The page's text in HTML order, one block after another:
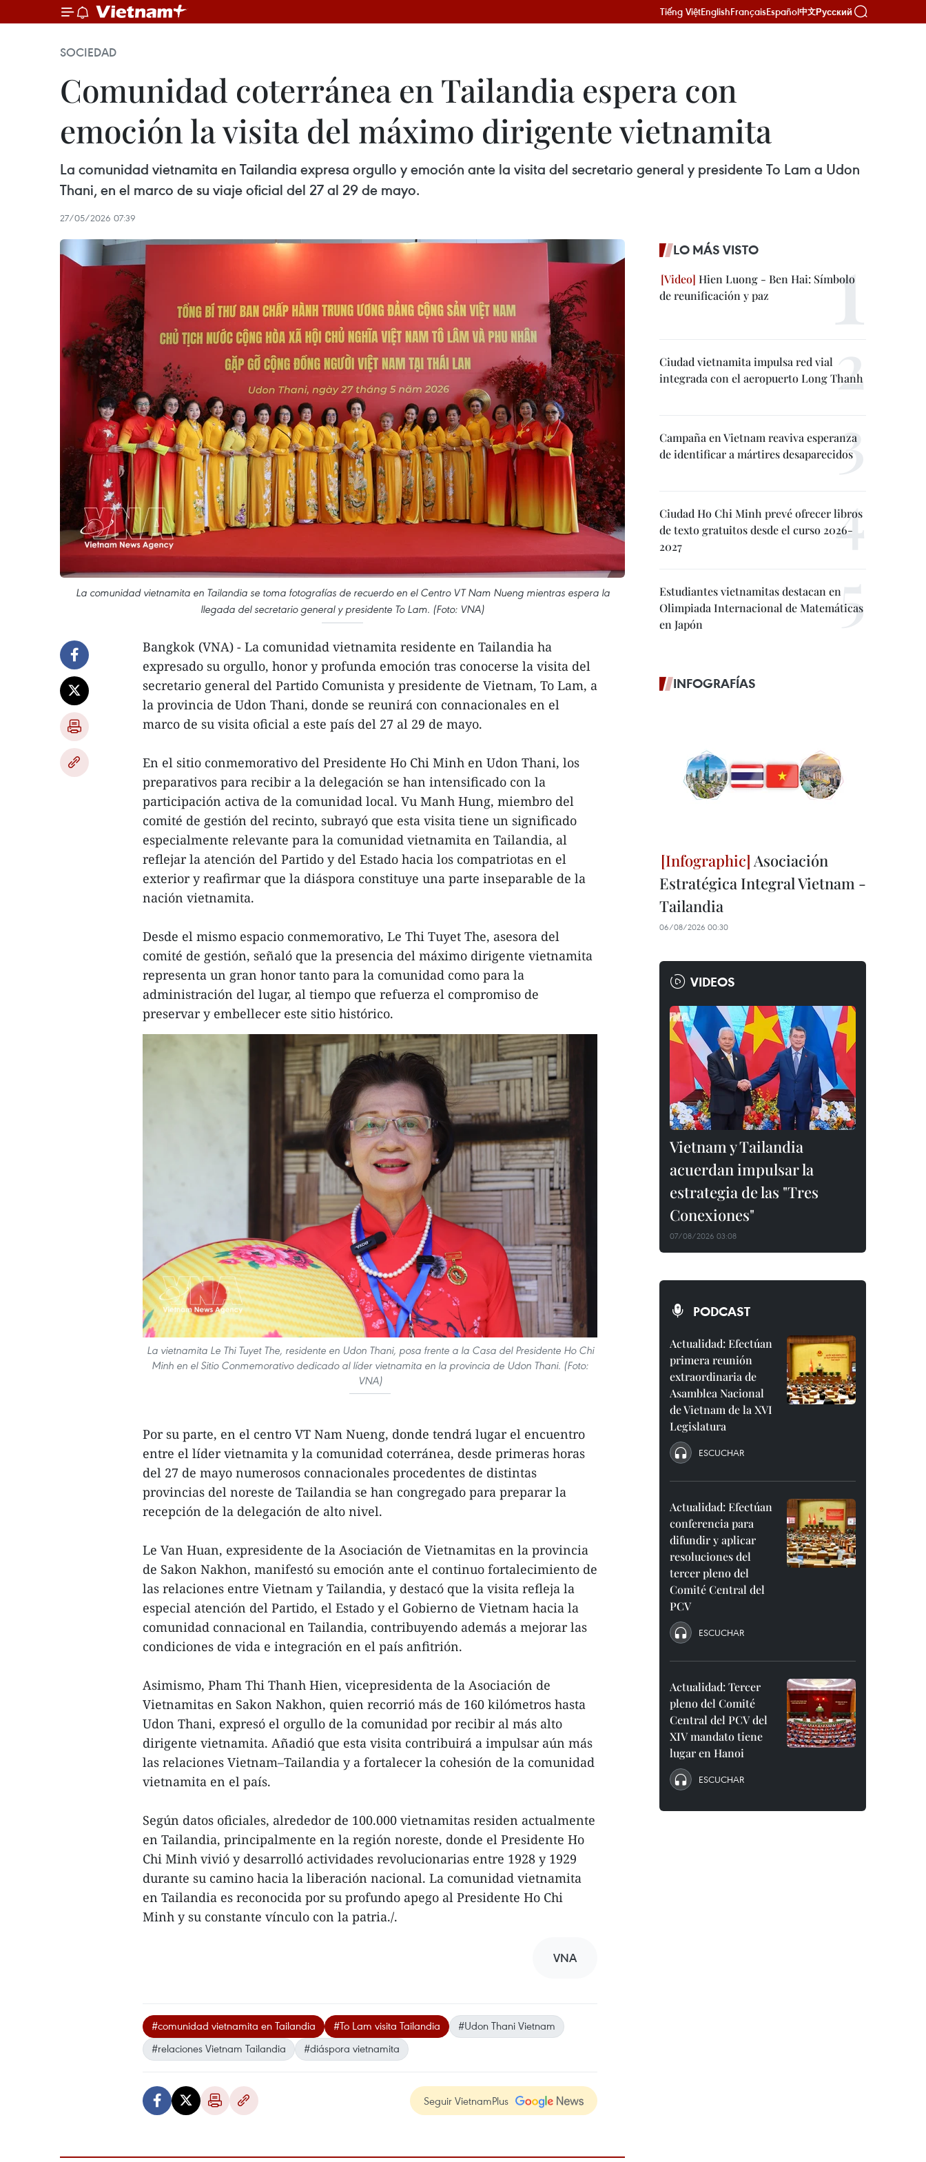
Tiếng ViệtEnglishFrançaisEspañol中文Русский
SOCIEDAD
Comunidad coterránea en Tailandia espera con
emoción la visita del máximo dirigente vietnamita
La comunidad vietnamita en Tailandia expresa orgullo y emoción ante la visita del secretario general y presidente To Lam a Udon
Thani, en el marco de su viaje oficial del 27 al 29 de mayo.
27/05/2026 07:39
La comunidad vietnamita en Tailandia se toma fotografías de recuerdo en el Centro VT Nam Nueng mientras espera la
llegada del secretario general y presidente To Lam. (Foto: VNA)
Bangkok (VNA) - La comunidad vietnamita residente en Tailandia ha
expresado su orgullo, honor y profunda emoción tras conocerse la visita del
secretario general del Partido Comunista y presidente de Vietnam, To Lam, a
la provincia de Udon Thani, donde se reunirá con connacionales en el
marco de su visita oficial a este país del 27 al 29 de mayo.
En el sitio conmemorativo del Presidente Ho Chi Minh en Udon Thani, los
preparativos para recibir a la delegación se han intensificado con la
participación activa de la comunidad local. Vu Manh Hung, miembro del
comité de gestión del recinto, subrayó que esta visita tiene un significado
especialmente relevante para la comunidad vietnamita en Tailandia, al
reflejar la atención del Partido y del Estado hacia los compatriotas en el
exterior y reafirmar que la diáspora constituye una parte inseparable de la
nación vietnamita.
Desde el mismo espacio conmemorativo, Le Thi Tuyet The, asesora del
comité de gestión, señaló que la presencia del máximo dirigente vietnamita
representa un gran honor tanto para la comunidad como para la
administración del lugar, al tiempo que refuerza el compromiso de
preservar y embellecer este sitio histórico.
La vietnamita Le Thi Tuyet The, residente en Udon Thani, posa frente a la Casa del Presidente Ho Chi
Minh en el Sitio Conmemorativo dedicado al líder vietnamita en la provincia de Udon Thani. (Foto:
VNA)
Por su parte, en el centro VT Nam Nueng, donde tendrá lugar el encuentro
entre el líder vietnamita y la comunidad coterránea, desde primeras horas
del 27 de mayo numerosos connacionales procedentes de distintas
provincias del noreste de Tailandia se han congregado para preparar la
recepción de la delegación de alto nivel.
Le Van Huan, expresidente de la Asociación de Vietnamitas en la provincia
de Sakon Nakhon, manifestó su emoción ante el continuo fortalecimiento de
las relaciones entre Vietnam y Tailandia, y destacó que la visita refleja la
especial atención del Partido, el Estado y el Gobierno de Vietnam hacia la
comunidad connacional en Tailandia, contribuyendo además a mejorar las
condiciones de vida e integración en el país anfitrión.
Asimismo, Pham Thi Thanh Hien, vicepresidenta de la Asociación de
Vietnamitas en Sakon Nakhon, quien recorrió más de 160 kilómetros hasta
Udon Thani, expresó el orgullo de la comunidad por recibir al más alto
dirigente vietnamita. Añadió que esta visita contribuirá a impulsar aún más
las relaciones Vietnam–Tailandia y a fortalecer la cohesión de la comunidad
vietnamita en el país.
Según datos oficiales, alrededor de 100.000 vietnamitas residen actualmente
en Tailandia, principalmente en la región noreste, donde el Presidente Ho
Chi Minh vivió y desarrolló actividades revolucionarias entre 1928 y 1929
durante su camino hacia la liberación nacional. La comunidad vietnamita
en Tailandia es reconocida por su profundo apego al Presidente Ho Chi
Minh y su constante vínculo con la patria./.
VNA
#comunidad vietnamita en Tailandia #To Lam visita Tailandia
#Udon Thani Vietnam
#relaciones Vietnam Tailandia
#diáspora vietnamita
Seguir VietnamPlus
LO MÁS VISTO
Hien Luong - Ben Hai: Símbolo
de reunificación y paz
Ciudad vietnamita impulsa red vial
integrada con el aeropuerto Long Thanh
Campaña en Vietnam reaviva esperanza
de identificar a mártires desaparecidos
Ciudad Ho Chi Minh prevé ofrecer libros
de texto gratuitos desde el curso 2026-
2027
Estudiantes vietnamitas destacan en
Olimpiada Internacional de Matemáticas
en Japón
INFOGRAFÍAS
Asociación
Estratégica Integral Vietnam -
Tailandia
06/08/2026 00:30
VIDEOS
Vietnam y Tailandia
acuerdan impulsar la
estrategia de las "Tres
Conexiones"
07/08/2026 03:08
PODCAST
Actualidad: Efectúan
primera reunión
extraordinaria de
Asamblea Nacional
de Vietnam de la XVI
Legislatura
ESCUCHAR
Actualidad: Efectúan
conferencia para
difundir y aplicar
resoluciones del
tercer pleno del
Comité Central del
PCV
ESCUCHAR
Actualidad: Tercer
pleno del Comité
Central del PCV del
XIV mandato tiene
lugar en Hanoi
ESCUCHAR